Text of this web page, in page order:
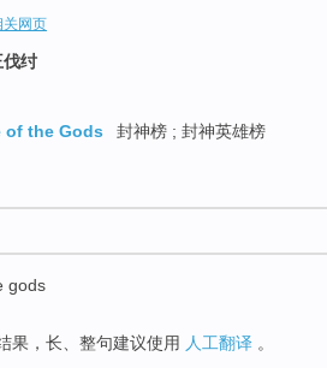
关网页
伐纣
of the Gods
封神榜 ; 封神英雄榜
gods
果，长、整句建议使用 人工翻译 。